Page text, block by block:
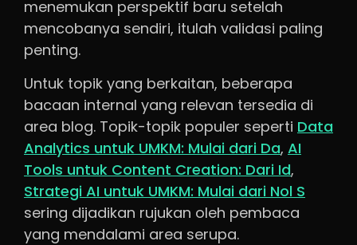
menemukan perspektif baru setelah
mencobanya sendiri, itulah validasi paling
penting.
Untuk topik yang berkaitan, beberapa
bacaan internal yang relevan tersedia di
area blog. Topik-topik populer seperti Data
Analytics untuk UMKM: Mulai dari Da, AI
Tools untuk Content Creation: Dari Id,
Strategi AI untuk UMKM: Mulai dari Nol S
sering dijadikan rujukan oleh pembaca
yang mendalami area serupa.